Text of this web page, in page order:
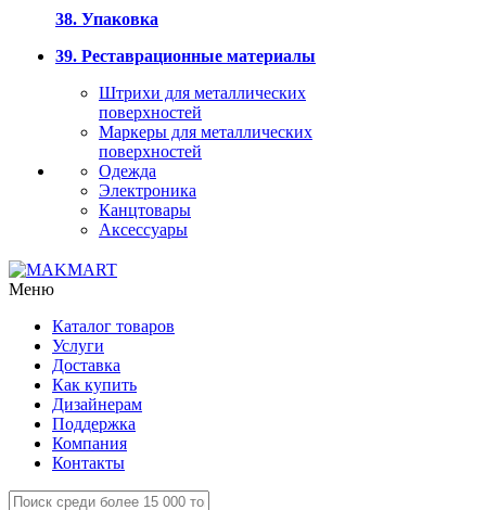
38. Упаковка
39. Реставрационные материалы
Штрихи для металлических
поверхностей
Маркеры для металлических
поверхностей
Одежда
Электроника
Канцтовары
Аксессуары
Меню
Каталог товаров
Услуги
Доставка
Как купить
Дизайнерам
Поддержка
Компания
Контакты